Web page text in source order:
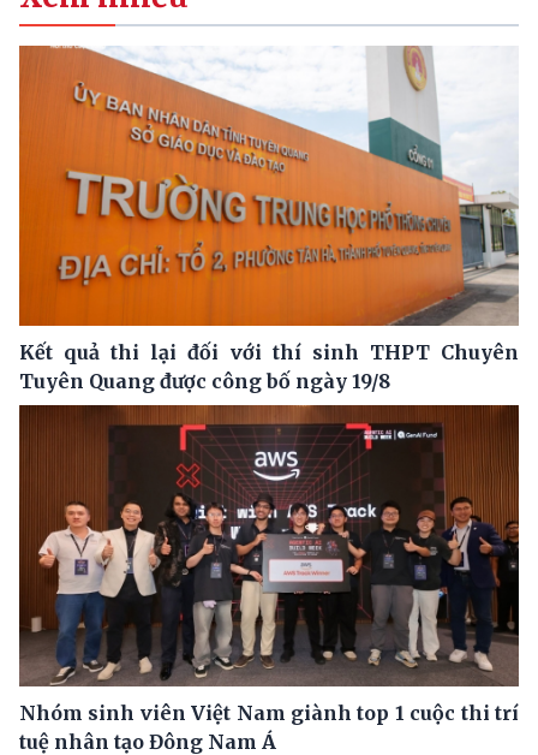
Kết quả thi lại đối với thí sinh THPT Chuyên
Tuyên Quang được công bố ngày 19/8
Nhóm sinh viên Việt Nam giành top 1 cuộc thi trí
tuệ nhân tạo Đông Nam Á